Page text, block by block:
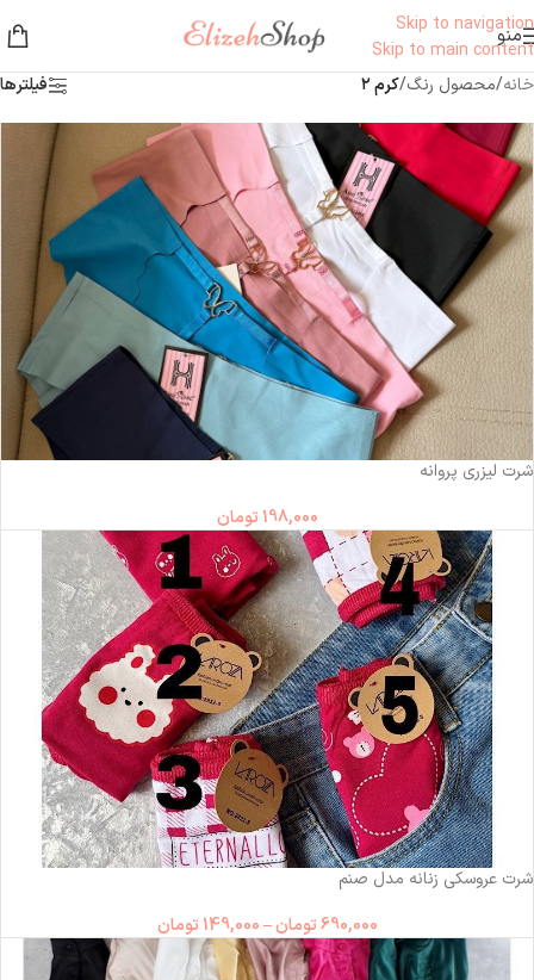
Skip to navigation
Skip to main content
منو
خانه/محصول رنگ/کرم ۲ فیلترها
شرت لیزری پروانه
198,000 تومان
شرت عروسکی زنانه مدل صنم
690,000تومان–
149,000 تومان